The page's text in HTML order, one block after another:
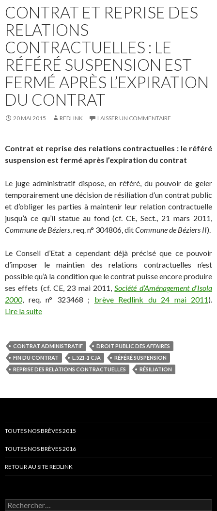
CONTRAT ET REPRISE DES
RELATIONS
CONTRACTUELLES : LE
RÉFÉRÉ SUSPENSION EST
FERMÉ APRÈS L’EXPIRATION
DU CONTRAT
20 MAI 2015 REDLINK LAISSER UN COMMENTAIRE
Contrat et reprise des relations contractuelles : le référé
suspension est fermé après l’expiration du contrat
Le juge administratif dispose, en référé, du pouvoir de geler
temporairement une décision de résiliation d’un contrat public
et d’obliger les parties à maintenir leur relation contractuelle
jusqu’à ce qu’il statue au fond (cf. CE, Sect., 21 mars 2011,
Commune de Béziers, req. n° 304806, ditCommune de Béziers II).
Le Conseil d’Etat a cependant déjà précisé que ce pouvoir
d’imposer le maintien des relations contractuelles n’est
possible qu’à la condition que le contrat puisse encore produire
ses effets (cf. CE, 23 mai 2011,Société d’Aménagement d’Isola
2000, req. n° 323468 ; brève Redlink du 24 mai 2011).
Lire la suite
CONTRAT ADMINISTRATIF
DROIT PUBLIC DES AFFAIRES
FIN DU CONTRAT
L.521-1 CJA
RÉFÉRÉ SUSPENSION
REPRISE DES RELATIONS CONTRACTUELLES
RÉSILIATION
TOUTES NOS BRÈVES 2015
TOUTES NOS BRÈVES 2016
RETOUR AU SITE REDLINK
Rechercher :